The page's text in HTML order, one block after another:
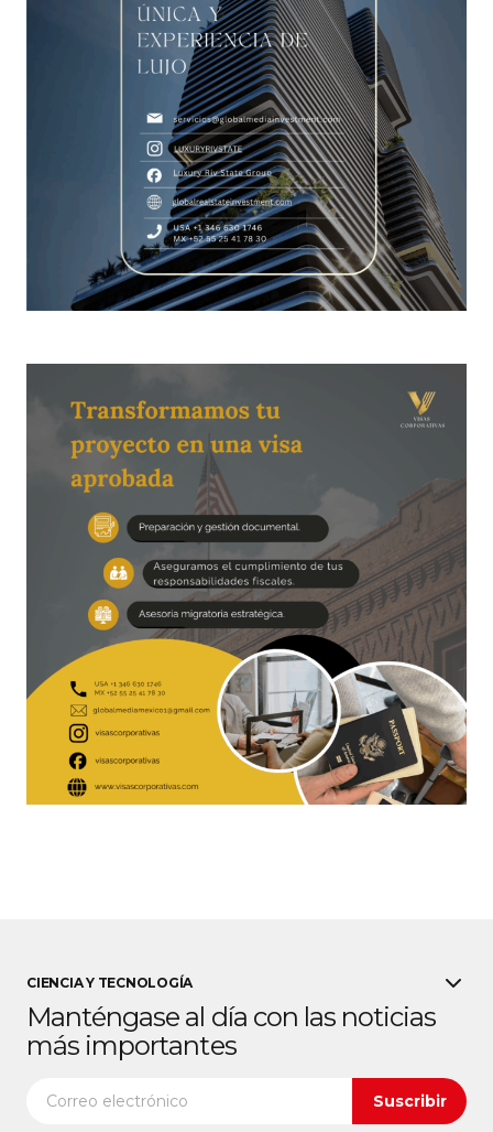
CIENCIA Y TECNOLOGÍA
Manténgase al día con las noticias
más importantes
Suscribir